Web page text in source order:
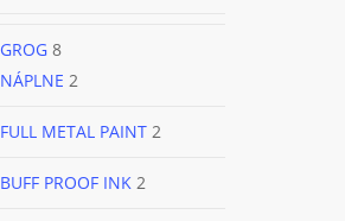
GROG 8
NÁPLNE 2
FULL METAL PAINT 2
BUFF PROOF INK 2